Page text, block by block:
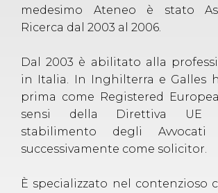
medesimo Ateneo è stato
Ricerca dal 2003 al 2006.
Dal 2003 è abilitato alla
in Italia. In Inghilterra e Galles
prima come Registered
sensi della Direttiva UE
stabilimento degli Avvocati
successivamente come solicitor.
È specializzato nel contenzioso